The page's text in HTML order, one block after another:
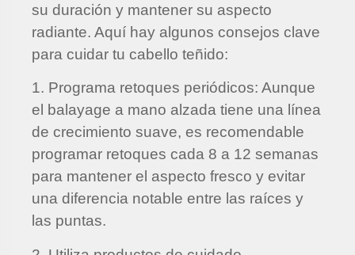
su duración y mantener su aspecto
radiante. Aquí hay algunos consejos clave
para cuidar tu cabello teñido:
1. Programa retoques periódicos: Aunque
el balayage a mano alzada tiene una línea
de crecimiento suave, es recomendable
programar retoques cada 8 a 12 semanas
para mantener el aspecto fresco y evitar
una diferencia notable entre las raíces y
las puntas.